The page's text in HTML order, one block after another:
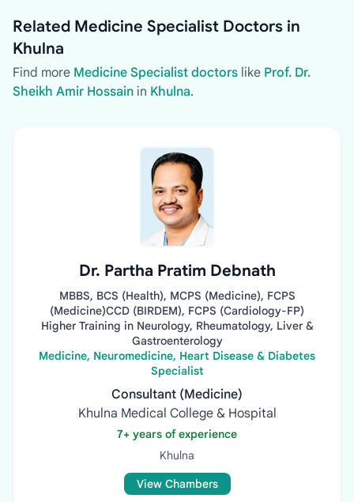
Related Medicine Specialist Doctors in
Khulna
Find more Medicine Specialist doctors like Prof. Dr.
Sheikh Amir Hossain in Khulna.
Dr. Partha Pratim Debnath
MBBS, BCS (Health), MCPS (Medicine), FCPS
(Medicine)CCD (BIRDEM), FCPS (Cardiology-FP)
Higher Training in Neurology, Rheumatology, Liver &
Gastroenterology
Medicine, Neuromedicine, Heart Disease & Diabetes
Specialist
Consultant (Medicine)
Khulna Medical College & Hospital
7+ years of experience
Khulna
View Chambers